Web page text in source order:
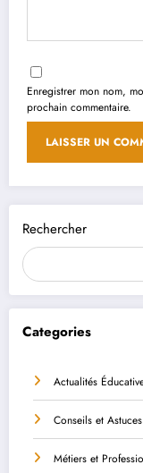
Rechercher
Categories
Actualités
Conseils et Astuces
Métiers et
Enregistrer mon nom,
prochain commentaire.